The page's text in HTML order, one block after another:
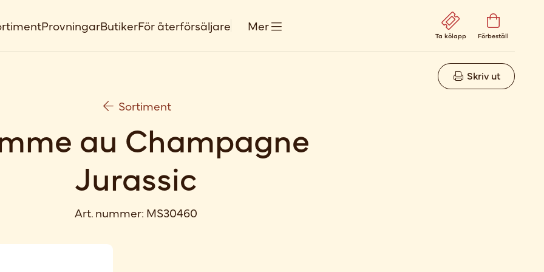
ProvningarButikerFör återförsäljare Mer
Ta kölapp Förbeställ
Skriv ut
Sortiment
au Champagne
Jurassic
Art. nummer: MS30460